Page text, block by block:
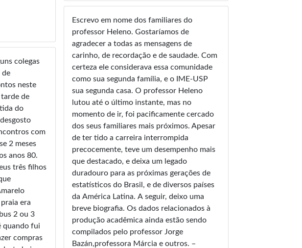
de
neste
de
do
com
2 meses
anos 80.
três filhos
era
2 ou 3
quando fui
compras
Escrevo em nome dos familiares do
professor Heleno. Gostaríamos de
agradecer a todas as mensagens de
carinho, de recordação e de saudade. Com
certeza ele considerava essa comunidade
como sua segunda família, e o IME-USP
sua segunda casa. O professor Heleno
lutou até o último instante, mas no
momento de ir, foi pacificamente cercado
dos seus familiares mais próximos. Apesar
de ter tido a carreira interrompida
precocemente, teve um desempenho mais
que destacado, e deixa um legado
duradouro para as próximas gerações de
estatísticos do Brasil, e de diversos países
da América Latina. A seguir, deixo uma
breve biografia. Os dados relacionados à
produção acadêmica ainda estão sendo
compilados pelo professor Jorge
Bazán,professora Márcia e outros. –